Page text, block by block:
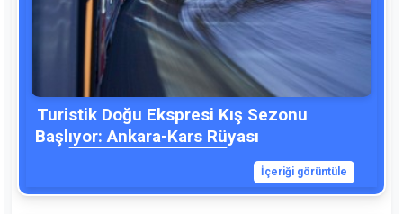
Turistik Doğu Ekspresi Kış Sezonu
Başlıyor: Ankara-Kars Rüyası
İçeriği görüntüle